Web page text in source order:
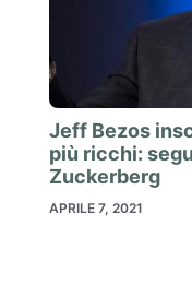
Jeff Bezos
più ricchi:
Zuckerberg
APRILE 7, 2021